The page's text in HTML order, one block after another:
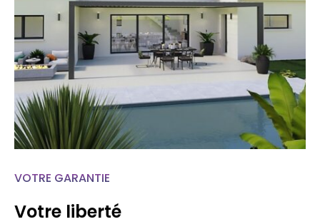
VOTRE GARANTIE
Votre liberté